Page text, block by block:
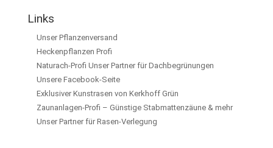
Links
Unser Pflanzenversand
Heckenpflanzen Profi
Naturach-Profi Unser Partner für Dachbegrünungen
Unsere Facebook-Seite
Exklusiver Kunstrasen von Kerkhoff Grün
Zaunanlagen-Profi – Günstige Stabmattenzäune & mehr
Unser Partner für Rasen-Verlegung